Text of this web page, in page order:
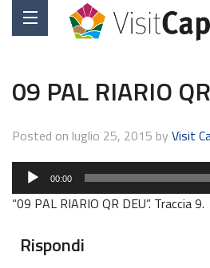
09 PAL RIARIO
Posted on luglio 25, 2015 by Visit
Audio
Player
00:00
“09 PAL RIARIO QR DEU”. Traccia 9.
Rispondi